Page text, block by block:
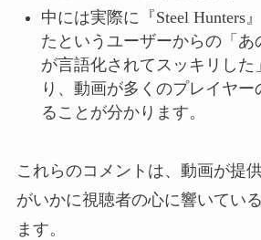
中には実際に『Steel Hunters
たというユーザーからの「あ
が言語化されてスッキリした
り、動画が多くのプレイヤ
ることが分かります。
これらのコメントは、動画が提
がいかに視聴者の心に響いてい
ます。